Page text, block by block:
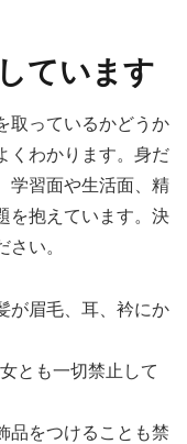
ています
取っているかどうか
くわかります。身だ
学習面や生活面、精
を抱えています。決
い。
が眉毛 耳 衿にか
とも一切禁止して
品をつけることも禁